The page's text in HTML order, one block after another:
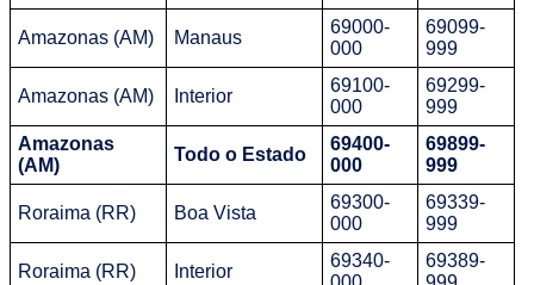
Amazonas (AM) Manaus
69000-
000
69099-
999
Amazonas (AM) Interior
69100-
000
69299-
999
Amazonas
(AM)
Todo o Estado
69400-
000
69899-
999
Roraima (RR) Boa Vista
69300-
000
69339-
999
Roraima (RR) Interior
69340-
69389-